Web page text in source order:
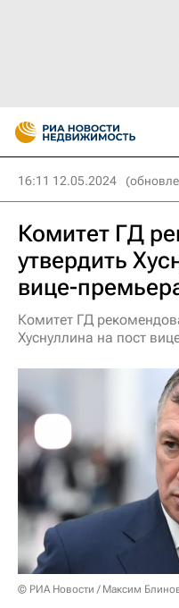
16:11 12.05.2024
Комитет ГД
утвердить
вице-
Комитет ГД
Хуснуллина на пост
© РИА Новости / Максим